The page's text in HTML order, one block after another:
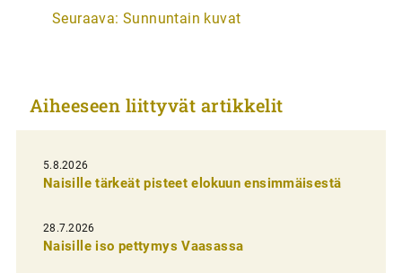
t
k
e
l
i
e
n
Seuraava: Sunnuntain kuvat
Aiheeseen liittyvät artikkelit
5.8.2026
Naisille tärkeät pisteet elokuun ensimmäisestä
28.7.2026
Naisille iso pettymys Vaasassa